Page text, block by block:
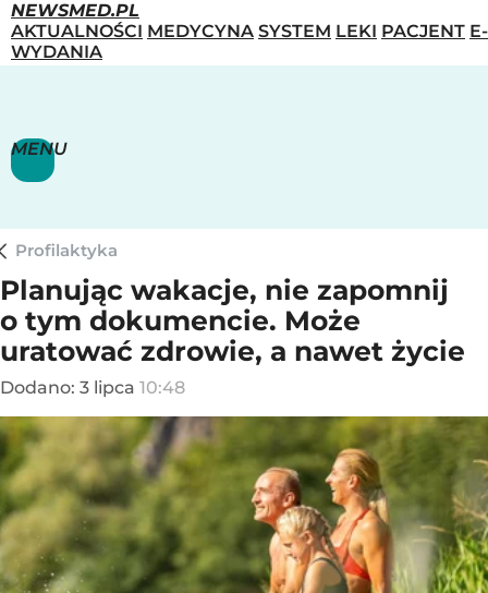
NEWSMED.PL
AKTUALNOŚCI MEDYCYNA SYSTEM LEKI PACJENT E-
WYDANIA
MENU
Profilaktyka
Planując wakacje, nie zapomnij
o tym dokumencie. Może
uratować zdrowie, a nawet życie
Dodano: 3 lipca 10:48